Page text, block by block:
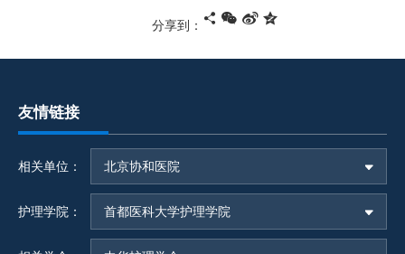
分享到：
友情链接
相关单位： 北京协和医院
护理学院： 首都医科大学护理学院